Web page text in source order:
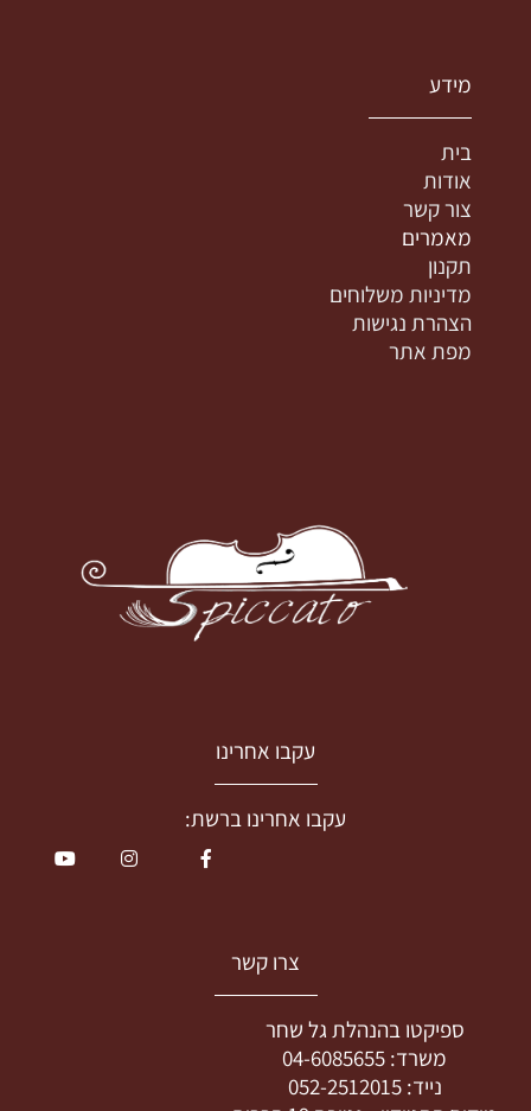
מידע
בית
אודות
צור קשר
מאמרים
תקנון
מדיניות משלוחים
הצהרת נגישות
מפת אתר
עקבו אחרינו
עקבו אחרינו ברשת:
צרו קשר
ספיקטו בהנהלת גל שחר
משרד: 04-6085655
נייד:052-2512015